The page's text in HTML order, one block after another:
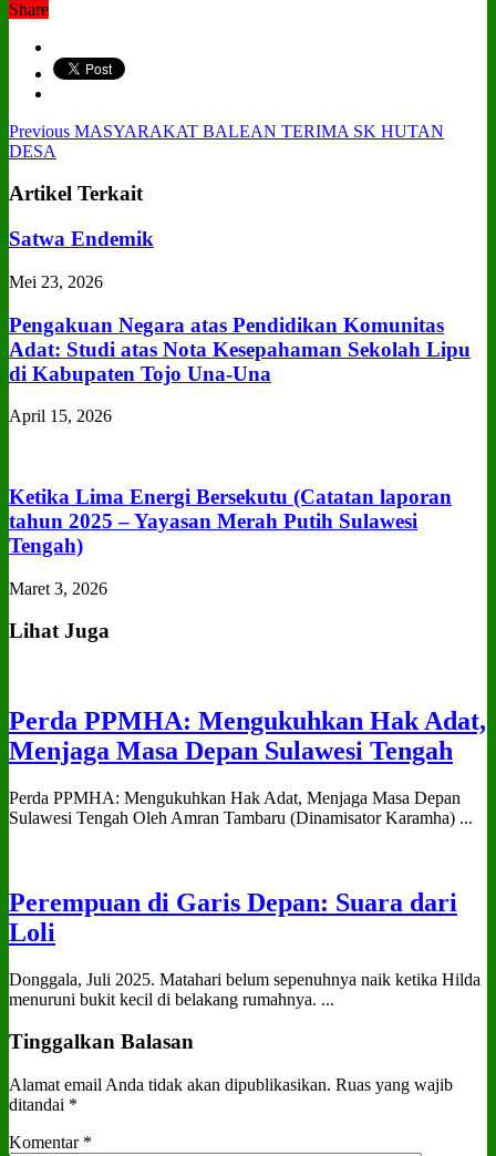
Share
Previous MASYARAKAT BALEAN TERIMA SK HUTAN
DESA
Artikel Terkait
Satwa Endemik
Mei 23, 2026
Pengakuan Negara atas Pendidikan Komunitas
Adat: Studi atas Nota Kesepahaman Sekolah Lipu
di Kabupaten Tojo Una‑Una
April 15, 2026
Ketika Lima Energi Bersekutu (Catatan laporan
tahun 2025 – Yayasan Merah Putih Sulawesi
Tengah)
Maret 3, 2026
Lihat Juga
Perda PPMHA: Mengukuhkan Hak Adat,
Menjaga Masa Depan Sulawesi Tengah
Perda PPMHA: Mengukuhkan Hak Adat, Menjaga Masa Depan
Sulawesi Tengah Oleh Amran Tambaru (Dinamisator Karamha) ...
Perempuan di Garis Depan: Suara dari
Loli
Donggala, Juli 2025. Matahari belum sepenuhnya naik ketika Hilda
menuruni bukit kecil di belakang rumahnya. ...
Tinggalkan Balasan
Alamat email Anda tidak akan dipublikasikan. Ruas yang wajib
ditandai *
Komentar *